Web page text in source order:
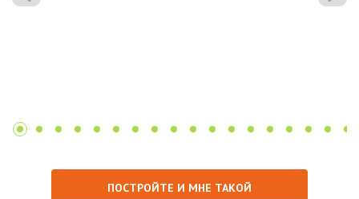
ПОСТРОЙТЕ И МНЕ ТАКОЙ